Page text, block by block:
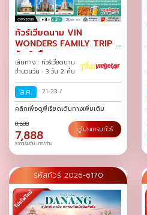
ทัวร์เวียดนาม VIN
WONDERS FAMILY TRIP 3
วัน 2 คืน
เส้นทาง : ทัวร์เวียดนาม
จำนวนวัน : 3 วัน 2 คืน
ส.ค. 21-23 /
คลิกเพื่อดูพีเรียดเดินทางเพิ่มเติม
8,688
7,888
ราคาเริ่มต้น บาท/ท่าน
ดูโปรแกรมทัวร์
รหัสทัวร์ 2026-6170